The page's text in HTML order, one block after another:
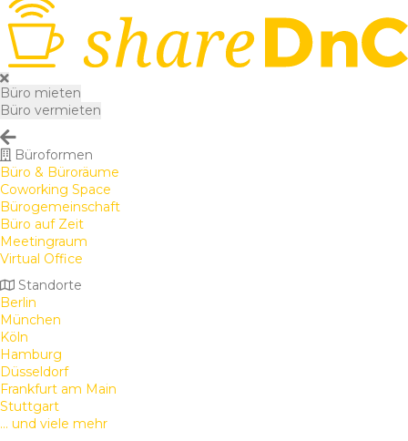
Büro mieten
Büro vermieten
Büroformen
Büro & Büroräume
Coworking Space
Bürogemeinschaft
Büro auf Zeit
Meetingraum
Virtual Office
Standorte
Berlin
München
Köln
Hamburg
Düsseldorf
Frankfurt am Main
Stuttgart
... und viele mehr